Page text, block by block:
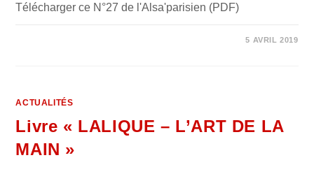
Télécharger ce N°27 de l'Alsa'parisien (PDF)
5 AVRIL 2019
ACTUALITÉS
Livre « LALIQUE – L’ART DE LA
MAIN »